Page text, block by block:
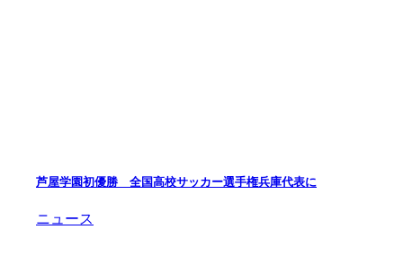
芦屋学園初優勝 全国高校サッカー選手権兵庫代表に
ニュース